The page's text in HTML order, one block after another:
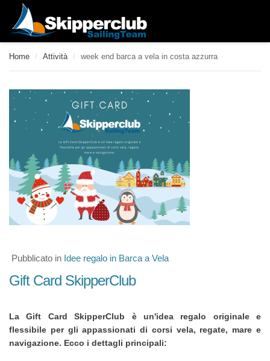
Home / Attività / week end barca a vela in costa azzurra
Pubblicato in Idee regalo in Barca a Vela
Gift Card SkipperClub
La Gift Card SkipperClub è un'idea regalo originale e
flessibile per gli appassionati di corsi vela, regate, mare e
navigazione. Ecco i dettagli principali: